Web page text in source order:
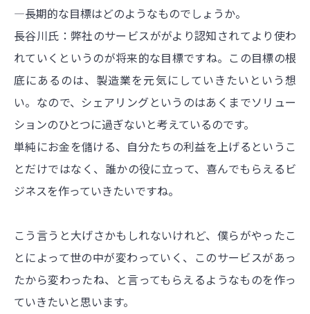
―長期的な目標はどのようなものでしょうか。
長谷川氏：弊社のサービスががより認知されてより使わ
れていくというのが将来的な目標ですね。この目標の根
底にあるのは、製造業を元気にしていきたいという想
い。なので、シェアリングというのはあくまでソリュー
ションのひとつに過ぎないと考えているのです。
単純にお金を儲ける、自分たちの利益を上げるというこ
とだけではなく、誰かの役に立って、喜んでもらえるビ
ジネスを作っていきたいですね。
こう言うと大げさかもしれないけれど、僕らがやったこ
とによって世の中が変わっていく、このサービスがあっ
たから変わったね、と言ってもらえるようなものを作っ
ていきたいと思います。